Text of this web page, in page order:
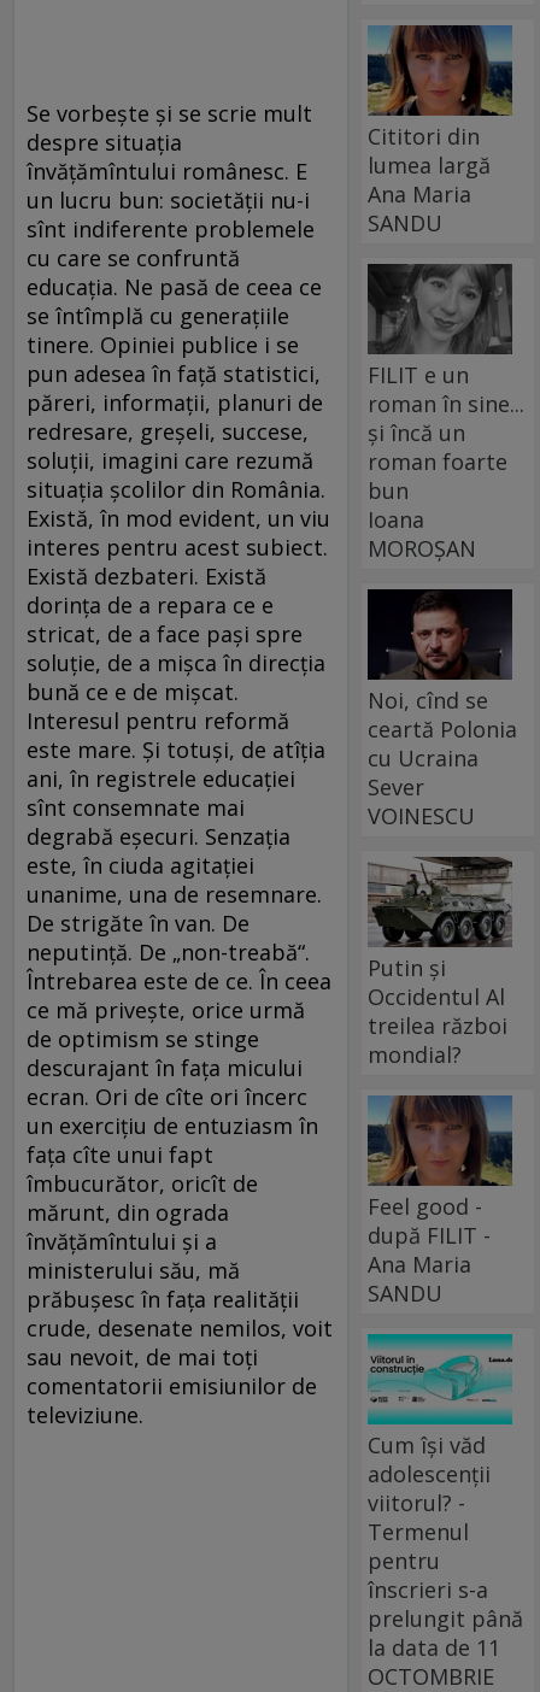
Se vorbește și se scrie mult
despre situația
învățămîntului românesc. E
un lucru bun: societății nu-i
sînt indiferente problemele
cu care se confruntă
educația. Ne pasă de ceea ce
se întîmplă cu generațiile
tinere. Opiniei publice i se
pun adesea în față statistici,
păreri, informații, planuri de
redresare, greșeli, succese,
soluții, imagini care rezumă
situația școlilor din România.
Există, în mod evident, un viu
interes pentru acest subiect.
Există dezbateri. Există
dorința de a repara ce e
stricat, de a face pași spre
soluție, de a mișca în direcția
bună ce e de mișcat.
Interesul pentru reformă
este mare. Și totuși, de atîția
ani, în registrele educației
sînt consemnate mai
degrabă eșecuri. Senzația
este, în ciuda agitației
unanime, una de resemnare.
De strigăte în van. De
neputință. De „non-treabă“.
Întrebarea este de ce. În ceea
ce mă privește, orice urmă
de optimism se stinge
descurajant în fața micului
ecran. Ori de cîte ori încerc
un exercițiu de entuziasm în
fața cîte unui fapt
îmbucurător, oricît de
mărunt, din ograda
învățămîntului și a
ministerului său, mă
prăbușesc în fața realității
crude, desenate nemilos, voit
sau nevoit, de mai toți
comentatorii emisiunilor de
televiziune.
Cititori din
lumea largă
Ana Maria
SANDU
FILIT e un
roman în sine...
și încă un
roman foarte
bun
Ioana
MOROȘAN
Noi, cînd se
ceartă Polonia
cu Ucraina
Sever
VOINESCU
Putin și
Occidentul Al
treilea război
mondial?
Feel good -
după FILIT -
Ana Maria
SANDU
Cum își văd
adolescenții
viitorul? -
Termenul
pentru
înscrieri s-a
prelungit până
la data de 11
OCTOMBRIE